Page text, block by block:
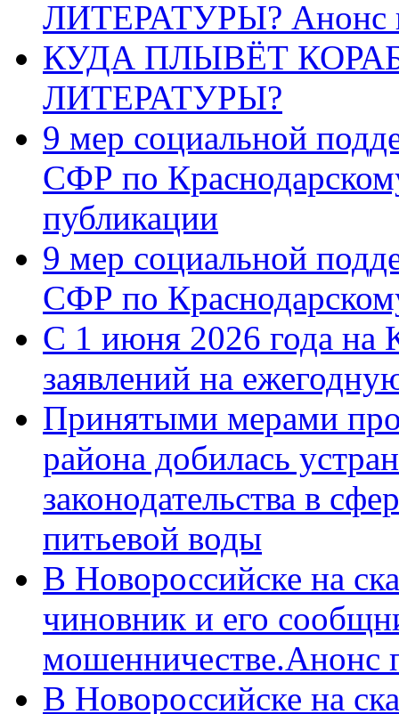
ЛИТЕРАТУРЫ? Анонс
КУДА ПЛЫВЁТ
ЛИТЕРАТУРЫ?
9 мер социальной
СФР по
публикации
9 мер социальной
СФР по
С 1 июня 2026 года на
заявлений на
Принятыми мерами
района добилась
законодательства в
питьевой воды
В Новороссийске на
чиновник и его
мошенничестве.Анонс
В Новороссийске на